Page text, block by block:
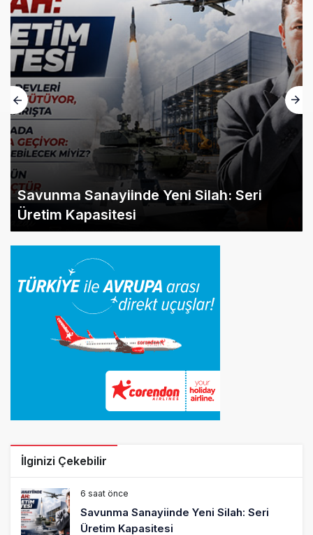
Savunma Sanayiinde Yeni Silah: Seri
Üretim Kapasitesi
İlginizi Çekebilir
6 saat önce
Savunma Sanayiinde Yeni Silah: Seri
Üretim Kapasitesi